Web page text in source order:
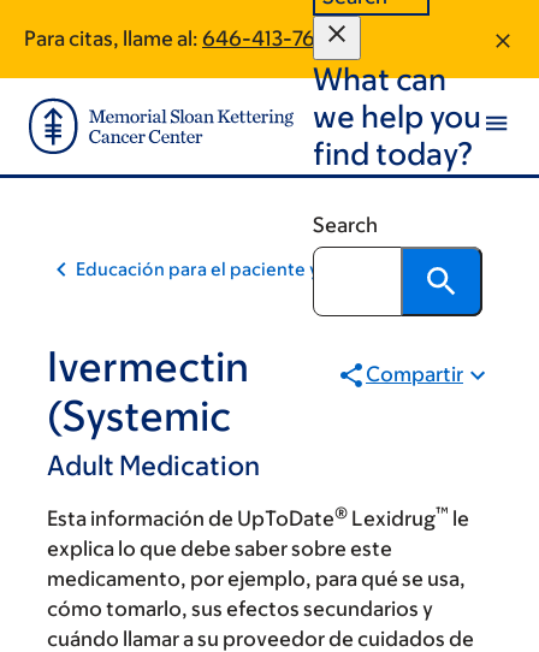
main
content
footer
Para citas, llame al: 646-413-7696
What can
we help you
find today?
Search
Educación para el paciente y la comunidad
Ivermectin
(Systemic
Adult Medication
Compartir
Esta información de UpToDate® Lexidrug™ le
explica lo que debe saber sobre este
medicamento, por ejemplo, para qué se usa,
cómo tomarlo, sus efectos secundarios y
cuándo llamar a su proveedor de cuidados de